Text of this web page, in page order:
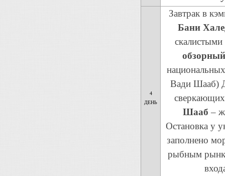
4
ДЕНЬ
Завтрак в
Бани
Вади Шааб)
Шааб –
Остановка у
заполнено
рыбным